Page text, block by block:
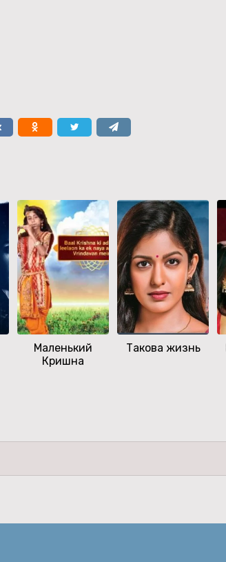
Маленький
Кришна
Такова жизнь